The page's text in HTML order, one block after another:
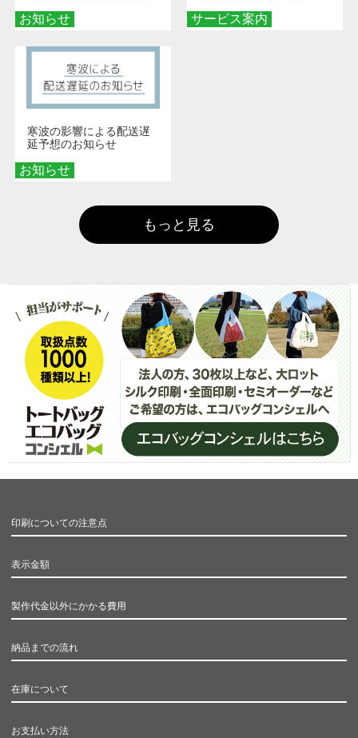
お知らせ サービス案内
お知らせ
寒波の影響による配送遅
延予想のお知らせ
もっと見る
印刷についての注意点
表示金額
製作代金以外にかかる費用
納品までの流れ
在庫について
お支払い方法